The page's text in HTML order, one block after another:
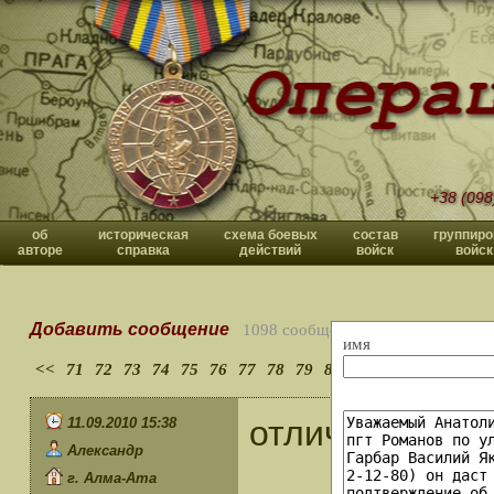
+38
об
авторе
историческая
справка
схема боевых
действий
состав
войск
войск
имя
Добавить сообщение 1098 сообщений
<< 71 72 73 74 75 76 77 78 79 80
11.09.2010 15:38
Александр
г. Алма-Ата
отличный